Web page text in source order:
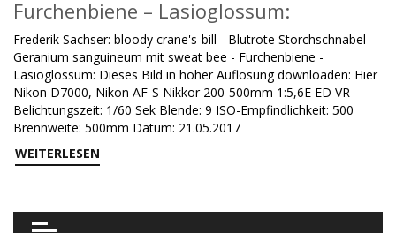
Furchenbiene – Lasioglossum:
Frederik Sachser: bloody crane's-bill - Blutrote Storchschnabel -
Geranium sanguineum mit sweat bee - Furchenbiene -
Lasioglossum: Dieses Bild in hoher Auflösung downloaden: Hier
Nikon D7000, Nikon AF-S Nikkor 200-500mm 1:5,6E ED VR
Belichtungszeit: 1/60 Sek Blende: 9 ISO-Empfindlichkeit: 500
Brennweite: 500mm Datum: 21.05.2017
WEITERLESEN